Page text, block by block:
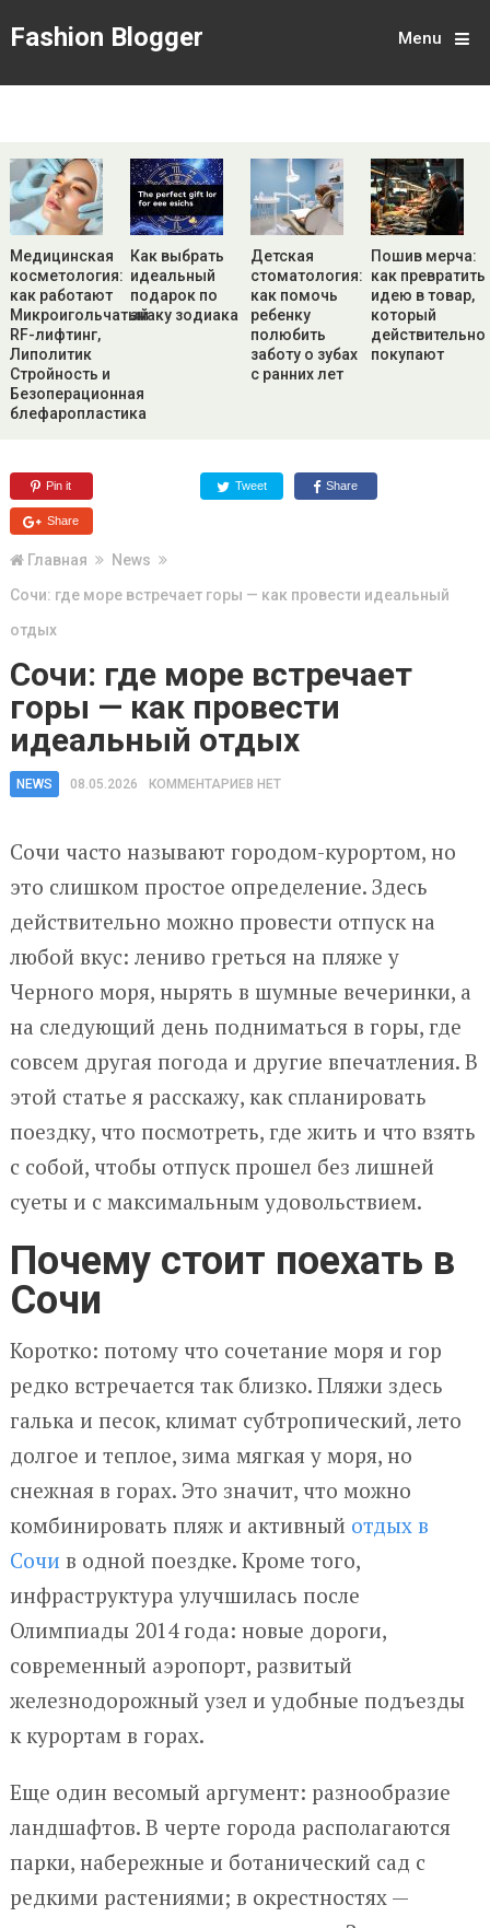
Fashion Blogger Menu
Медицинская
косметология:
как работают
Микроигольчатый
RF-лифтинг,
Липолитик
Стройность и
Безоперационная
блефаропластика
Как выбрать
идеальный
подарок по
знаку зодиака
Детская
стоматология:
как помочь
ребенку
полюбить
заботу о зубах
с ранних лет
Пошив мерча:
как превратить
идею в товар,
который
действительно
покупают
Pin it Tweet Share
Share
Главная
News
Сочи: где море встречает горы — как провести идеальный
отдых
Сочи: где море встречает
горы — как провести
идеальный отдых
NEWS 08.05.2026 КОММЕНТАРИЕВ НЕТ
Сочи часто называют городом-курортом, но
это слишком простое определение. Здесь
действительно можно провести отпуск на
любой вкус: лениво греться на пляже у
Черного моря, нырять в шумные вечеринки, а
на следующий день подниматься в горы, где
совсем другая погода и другие впечатления. В
этой статье я расскажу, как спланировать
поездку, что посмотреть, где жить и что взять
с собой, чтобы отпуск прошел без лишней
суеты и с максимальным удовольствием.
Почему стоит поехать в
Сочи
Коротко: потому что сочетание моря и гор
редко встречается так близко. Пляжи здесь
галька и песок, климат субтропический, лето
долгое и теплое, зима мягкая у моря, но
снежная в горах. Это значит, что можно
комбинировать пляж и активный отдых в
Сочи в одной поездке. Кроме того,
инфраструктура улучшилась после
Олимпиады 2014 года: новые дороги,
современный аэропорт, развитый
железнодорожный узел и удобные подъезды
к курортам в горах.
Еще один весомый аргумент: разнообразие
ландшафтов. В черте города располагаются
парки, набережные и ботанический сад с
редкими растениями; в окрестностях —